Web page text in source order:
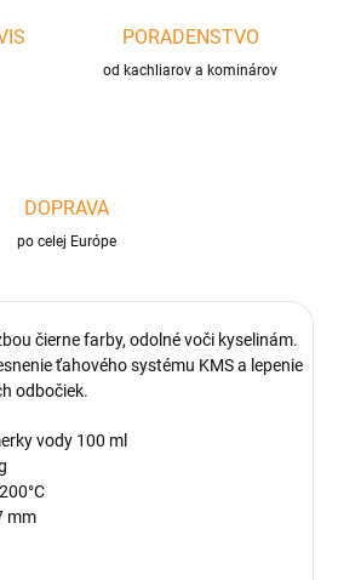
PORADENSTVO
od kachliarov a kominárov
DOPRAVA
po celej Európe
čierne farby, odolné voči kyselinám.
ťahového systému KMS a lepenie
odbočiek.
vody 100 ml
mm